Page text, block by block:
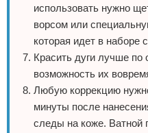
использовать нужно
ворсом или
которая идет в наборе
Красить дуги лучше по
возможность их
Любую коррекцию
минуты после
следы на коже. Ватной